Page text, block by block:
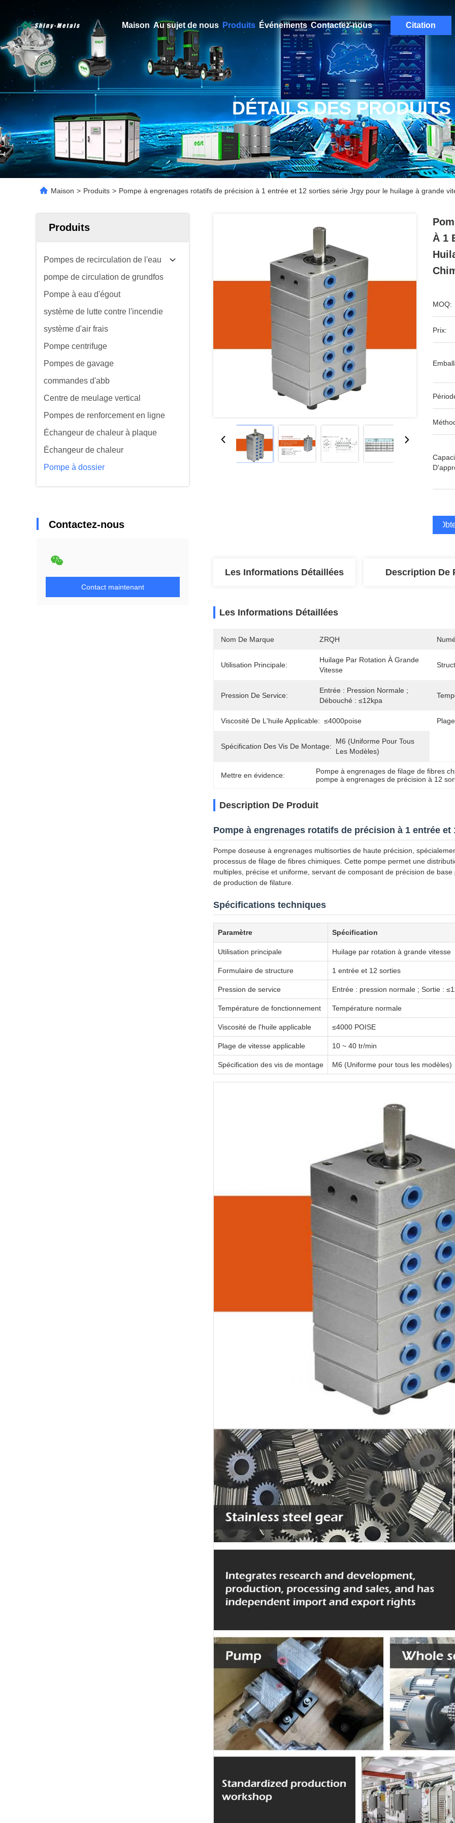
Maison Au sujet de nous Produits Événements Contactez-nous Citation
DÉTAILS DES PRODUITS
Maison > Produits > Pompe à engrenages rotatifs de précision à 1 entrée et 12 sorties série Jrgy pour le huilage à grande
Produits
Pompes de recirculation de l'eau
pompe de circulation de grundfos
Pompe à eau d'égout
système de lutte contre l'incendie
système d'air frais
Pompe centrifuge
Pompes de gavage
commandes d'abb
Centre de meulage vertical
Pompes de renforcement en ligne
Échangeur de chaleur à plaque
Échangeur de chaleur
Pompe à dossier
Contactez-nous
Contact maintenant
À 1
MOQ:
Prix:
Les Informations Détaillées Description De
Les Informations Détaillées
Nom De Marque ZRQH
Utilisation Principale:
Huilage Par Rotation À Grande
Vitesse
Pression De Service:
Entrée : Pression Normale ;
Débouché : ≤12kpa
Viscosité De L'huile Applicable: ≤4000poise
Spécification Des Vis De Montage:
M6 (Uniforme Pour Tous
Les Modèles)
Mettre en évidence: Pompe à engrenages de filage de fibres
pompe à engrenages de précision à 12
Description De Produit
Pompe à engrenages rotatifs de précision à 1 entrée
Pompe doseuse à engrenages multisorties de haute précision,
processus de filage de fibres chimiques. Cette pompe permet une
multiples, précise et uniforme, servant de composant de précision de
de production de filature.
Spécifications techniques
Paramètre Spécification
Utilisation principale Huilage par rotation à grande vitesse
Formulaire de structure 1 entrée et 12 sorties
Pression de service Entrée : pression normale ; Sortie :
Température de fonctionnement Température normale
Viscosité de l'huile applicable ≤4000 POISE
Plage de vitesse applicable 10 ~ 40 tr/min
Spécification des vis de montage M6 (Uniforme pour tous les modèles)